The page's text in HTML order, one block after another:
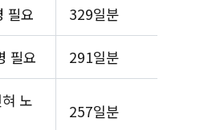
필요 329일분
필요 291일분
노
257일분